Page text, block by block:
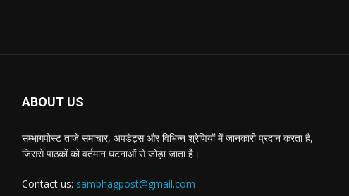
ABOUT US
सम्भागपोस्ट ताजे समाचार, अपडेट्स और विभिन्न श्रेणियों में जानकारी प्रदान करता है,
जिससे पाठकों को वर्तमान घटनाओं से जोड़ा जाता है।
Contact us: sambhagpost@gmail.com